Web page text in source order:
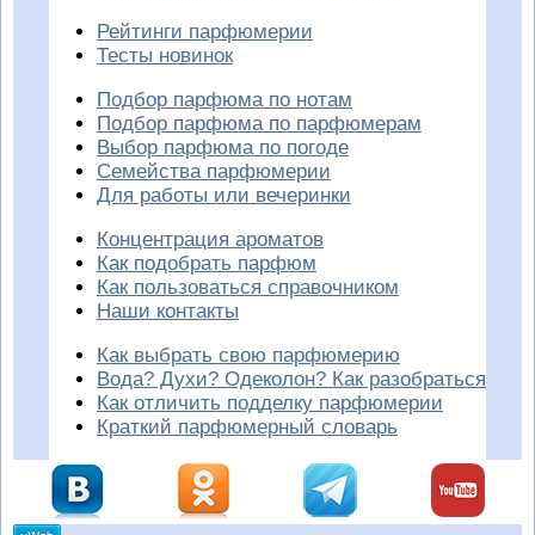
Рейтинги парфюмерии
Тесты новинок
Подбор парфюма по нотам
Подбор парфюма по парфюмерам
Выбор парфюма по погоде
Семейства парфюмерии
Для работы или вечеринки
Концентрация ароматов
Как подобрать парфюм
Как пользоваться справочником
Наши контакты
Как выбрать свою парфюмерию
Вода? Духи? Одеколон? Как разобраться
Как отличить подделку парфюмерии
Краткий парфюмерный словарь